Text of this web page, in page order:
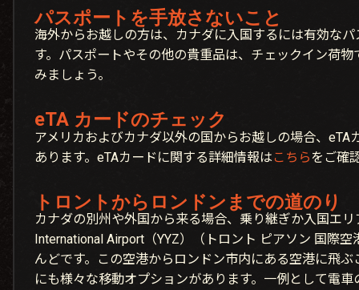
パスポートを手放さないこと
海外からお越しの方は、カナダに入国するには有効な
す。パスポートやその他の貴重品は、チェックイン荷
みましょう。
eTA カードのチェック
アメリカおよびカナダ以外の国からお越しの場合、eTA
あります。eTAカードに関する詳細情報は こちらをご確
トロントからロンドンまでの道のり
カナダの別州や外国から来る場合、乗り継ぎか入国エ
International Airport（YYZ）（トロント ピアソン 国際
んどです。この空港からロンドン市内にある空港に飛
にも様々な移動オプションがあります。一例として電車